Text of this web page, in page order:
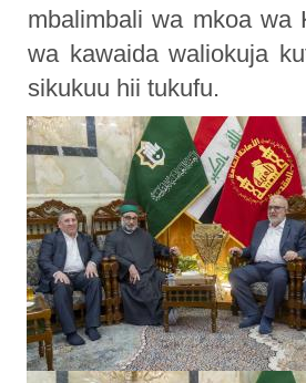
mbalimbali wa mkoa wa
wa kawaida waliokuja
sikukuu hii tukufu.